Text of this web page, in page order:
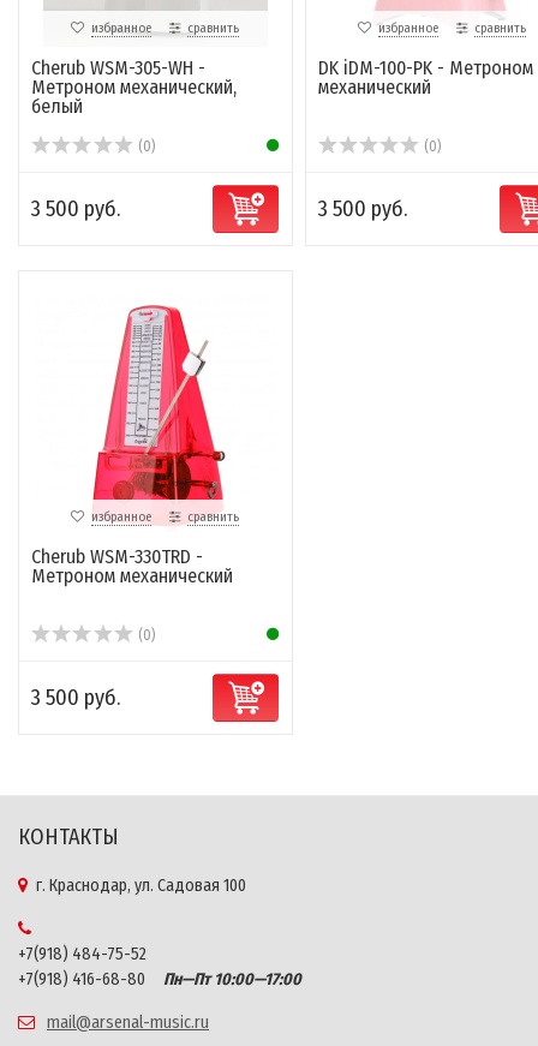
избранное сравнить
Cherub WSM-305-WH -
Метроном механический,
белый
(0)
3 500 руб.
избранное сравнить
DK iDM-100-PK - Метроном
механический
(0)
3 500 руб.
избранное сравнить
Cherub WSM-330TRD -
Метроном механический
(0)
3 500 руб.
КОНТАКТЫ
г. Краснодар, ул. Садовая 100
+7(918) 484-75-52
+7(918) 416-68-80
Пн—Пт 10:00—17:00
mail@arsenal-music.ru